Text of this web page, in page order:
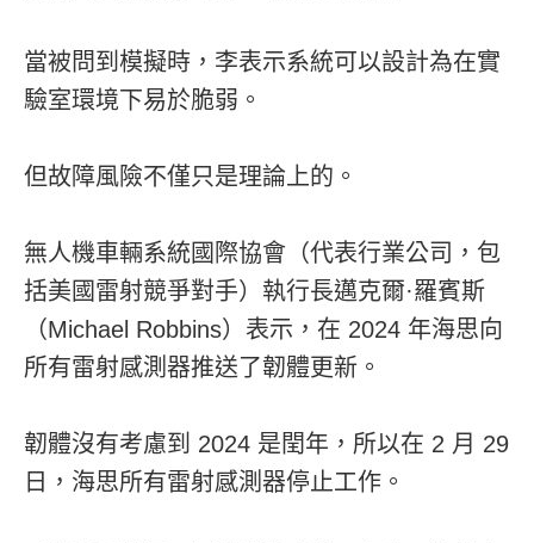
當被問到模擬時，李表示系統可以設計為在實
驗室環境下易於脆弱。
但故障風險不僅只是理論上的。
無人機車輛系統國際協會（代表行業公司，包
括美國雷射競爭對手）執行長邁克爾·羅賓斯
（Michael Robbins）表示，在 2024 年海思向
所有雷射感測器推送了韌體更新。
韌體沒有考慮到 2024 是閏年，所以在 2 月 29
日，海思所有雷射感測器停止工作。